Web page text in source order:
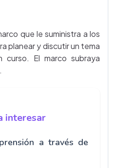
que le suministra a los
planear y discutir un tema
El marco subraya
interesar
a través de